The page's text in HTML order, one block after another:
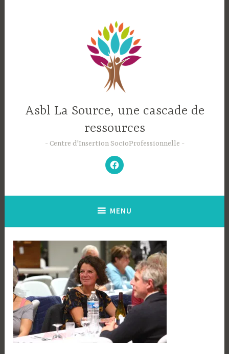
Asbl La Source, une cascade de
ressources
Centre d'Insertion SocioProfessionnelle
–
N’hésitez
pas
à
;-)
MENU